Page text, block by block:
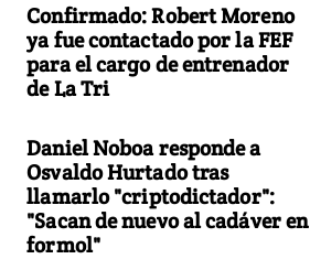
Confirmado: Robert Moreno
ya fue contactado por la FEF
para el cargo de entrenador
de La Tri
Daniel Noboa responde a
Osvaldo Hurtado tras
llamarlo "criptodictador":
"Sacan de nuevo al cadáver en
formol"